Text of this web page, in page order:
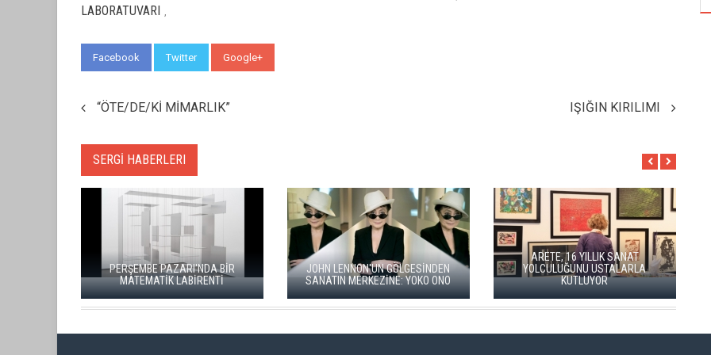
LABORATUVARI
Facebook Twitter Google+
“ÖTE/DE/Kİ MİMARLIK” IŞIĞIN KIRILIMI
SERGİ HABERLERI
PERŞEMBE PAZARI'NDA BİR
MATEMATİK LABİRENTİ
JOHN LENNON'UN GÖLGESİNDEN
SANATIN MERKEZİNE: YOKO ONO
ARETE, 16 YILLIK SANAT
YOLCULUĞUNU USTALARLA
KUTLUYOR